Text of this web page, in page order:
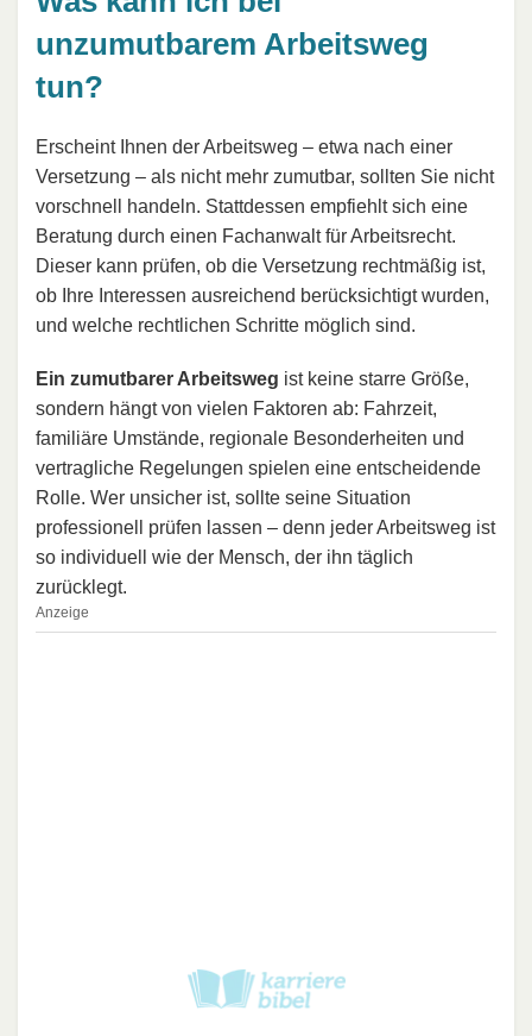
unzumutbarem Arbeitsweg
tun?
Erscheint Ihnen der Arbeitsweg – etwa nach einer
Versetzung – als nicht mehr zumutbar, sollten Sie nicht
vorschnell handeln. Stattdessen empfiehlt sich eine
Beratung durch einen Fachanwalt für Arbeitsrecht.
Dieser kann prüfen, ob die Versetzung rechtmäßig ist,
ob Ihre Interessen ausreichend berücksichtigt wurden,
und welche rechtlichen Schritte möglich sind.
Ein zumutbarer Arbeitsweg ist keine starre Größe,
sondern hängt von vielen Faktoren ab: Fahrzeit,
familiäre Umstände, regionale Besonderheiten und
vertragliche Regelungen spielen eine entscheidende
Rolle. Wer unsicher ist, sollte seine Situation
professionell prüfen lassen – denn jeder Arbeitsweg ist
so individuell wie der Mensch, der ihn täglich
zurücklegt.
Anzeige